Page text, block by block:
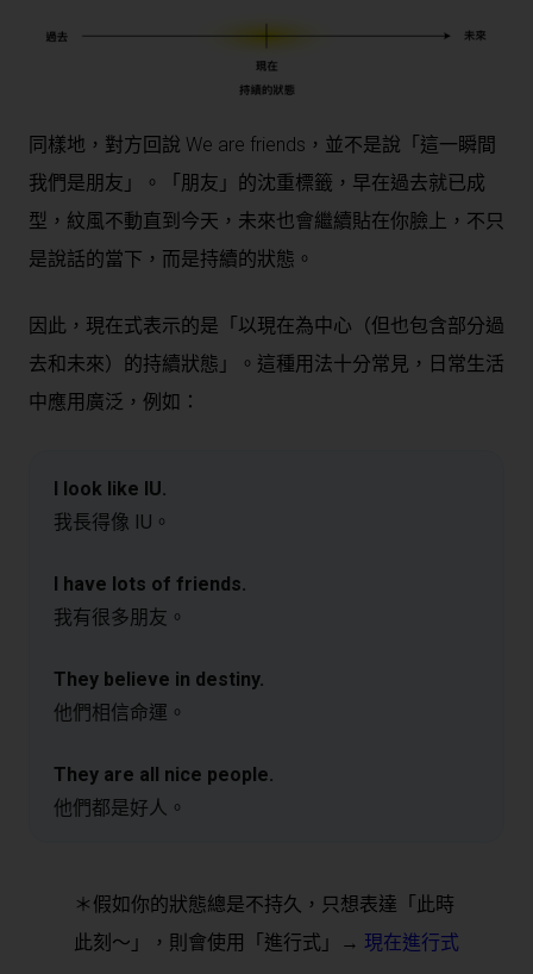
同樣地，對方回說 We are friends，並不是說「這一瞬間
我們是朋友」。「朋友」的沈重標籤，早在過去就已成
型，紋風不動直到今天，未來也會繼續貼在你臉上，不只
是說話的當下，而是持續的狀態。
因此，現在式表示的是「 以現在為中心 （但也包含部分過
去和未來） 的持續狀態 」。這種用法十分常見，日常生活
中應用廣泛，例如：
I look like IU.
我長得像 IU。
I have lots of friends.
我有很多朋友。
They believe in destiny.
他們相信命運。
They are all nice people.
他們都是好人。
＊假如你的狀態總是不持久，只想表達「此時
此刻～」，則會使用「進行式」→ 現在進行式